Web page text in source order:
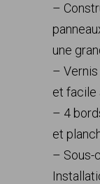
–
une
–
et facile
– 4
et
– Sous-